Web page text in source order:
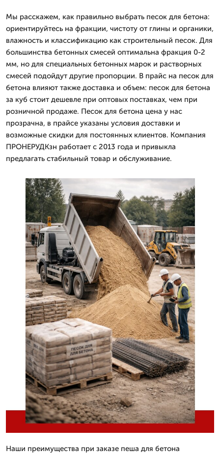
Мы расскажем, как правильно выбрать песок для бетона:
ориентируйтесь на фракции, чистоту от глины и органики,
влажность и классификацию как строительный песок. Для
большинства бетонных смесей оптимальна фракция 0-2
мм, но для специальных бетонных марок и растворных
смесей подойдут другие пропорции. В прайс на песок для
бетона влияют также доставка и объем: песок для бетона
за куб стоит дешевле при оптовых поставках, чем при
розничной продаже. Песок для бетона цена у нас
прозрачна, в прайсе указаны условия доставки и
возможные скидки для постоянных клиентов. Компания
ПРОНЕРУДКзн работает с 2013 года и привыкла
предлагать стабильный товар и обслуживание.
Наши преимущества при заказе пеша для бетона